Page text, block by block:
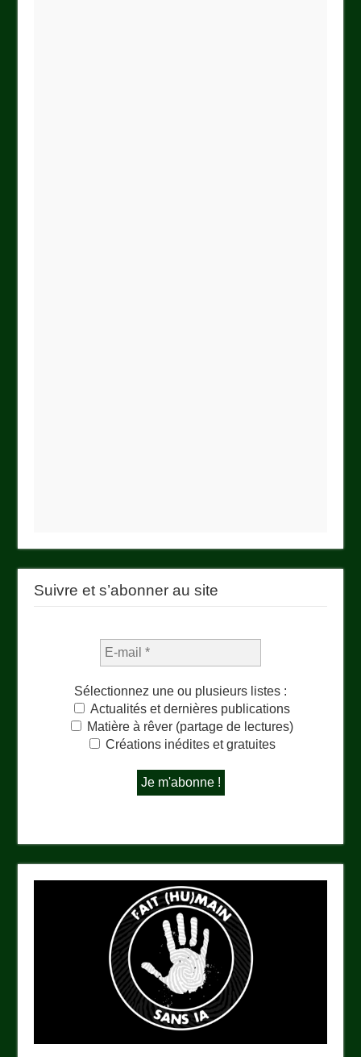
Suivre et s’abonner au site
Sélectionnez une ou plusieurs listes :
Actualités et dernières publications
Matière à rêver (partage de lectures)
Créations inédites et gratuites